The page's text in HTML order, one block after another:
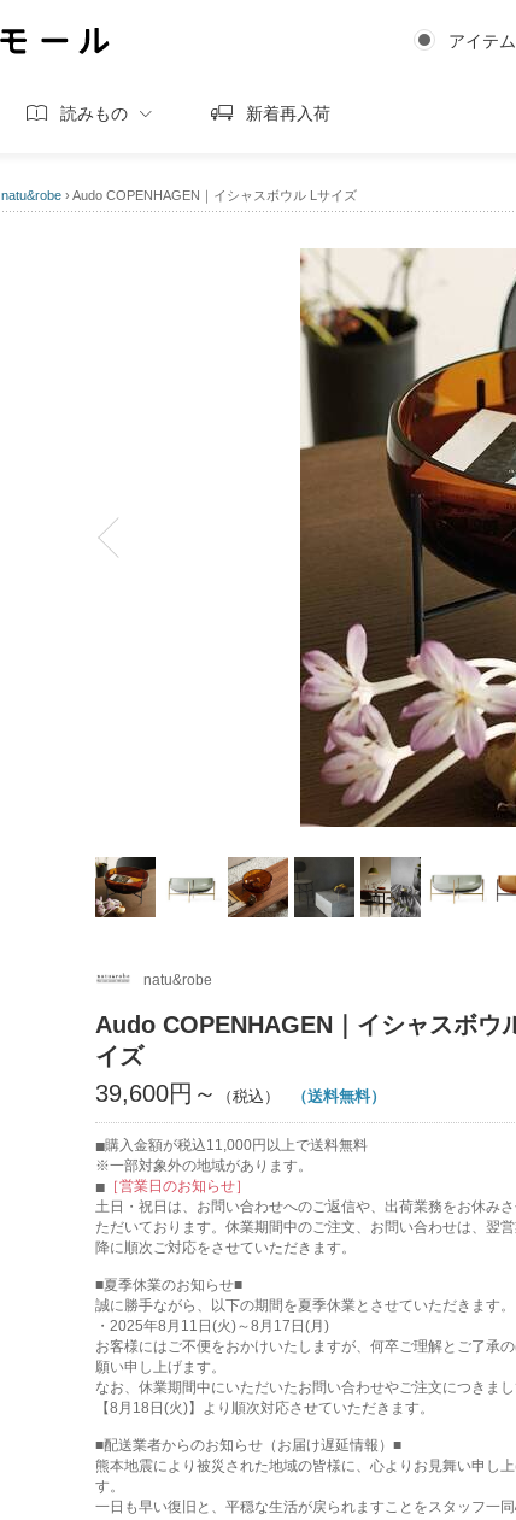
アイテ
読みもの 新着再入荷
natu&robe › Audo COPENHAGEN｜イシャスボウル Lサイズ
natu&robe
Audo COPENHAGEN｜イシャスボウ
イズ
39,600円～
（送料無料）
購入金額が税込11,000円以上で送料無料
※一部対象外の地域があります。
［営業日のお知らせ］
土日・祝日は、お問い合わせへのご返信や、出荷業務をお休み
ただいております。休業期間中のご注文、お問い合わせは、翌
降に順次ご対応をさせていただきます。
■夏季休業のお知らせ■
誠に勝手ながら、以下の期間を夏季休業とさせていただきます。
・2025年8月11日(火)～8月17日(月)
お客様にはご不便をおかけいたしますが、何卒ご理解とご了承
願い申し上げます。
なお、休業期間中にいただいたお問い合わせやご注文につきまし
【8月18日(火)】より順次対応させていただきます。
■配送業者からのお知らせ（お届け遅延情報）■
熊本地震により被災された地域の皆様に、心よりお見舞い申し上
す。
一日も早い復旧と、平穏な生活が戻られますことをスタッフ一同